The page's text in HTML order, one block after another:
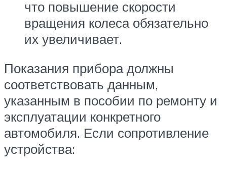
что повышение скорости
вращения колеса обязательно
их увеличивает.
Показания прибора должны
соответствовать данным,
указанным в пособии по ремонту и
эксплуатации конкретного
автомобиля. Если сопротивление
устройства: